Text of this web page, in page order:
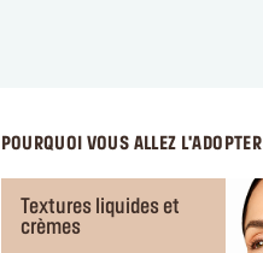
POURQUOI VOUS ALLEZ L'ADOPTER
Textures liquides et
crèmes